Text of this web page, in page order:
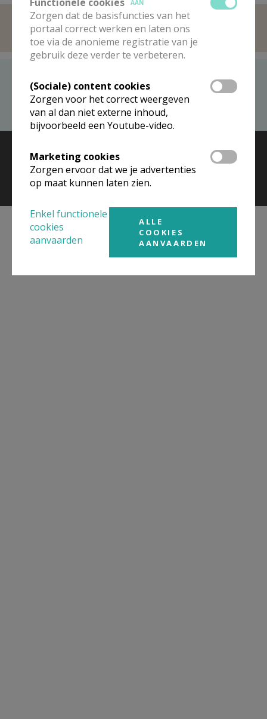
Pastorale eenheid H. Martha en Maria Malle-Zoersel
Voorwaarden
AAN
Zorgen dat de basisfuncties van het
portaal correct werken en laten ons
toe via de anonieme registratie van je
gebruik deze verder te verbeteren.
(Sociale) content cookies
Zorgen voor het correct weergeven
van al dan niet externe inhoud,
bijvoorbeeld een Youtube-video.
Marketing cookies
Zorgen ervoor dat we je advertenties
op maat kunnen laten zien.
Enkel functionele
cookies
aanvaarden
ALLE
COOKIES
AANVAARDEN